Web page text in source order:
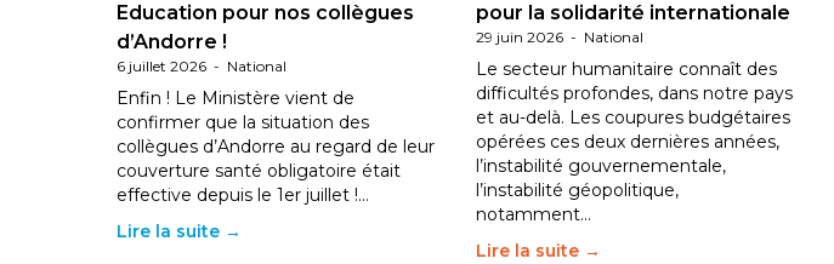
Education pour nos collègues
d’Andorre !
6 juillet 2026 - National
Enfin ! Le Ministère vient de
confirmer que la situation des
collègues d’Andorre au regard de leur
couverture santé obligatoire était
effective depuis le 1er juillet !…
Lire la suite →
pour la solidarité internationale
29 juin 2026 - National
Le secteur humanitaire connaît des
difficultés profondes, dans notre pays
et au-delà. Les coupures budgétaires
opérées ces deux dernières années,
l’instabilité gouvernementale,
l’instabilité géopolitique,
notamment…
Lire la suite →